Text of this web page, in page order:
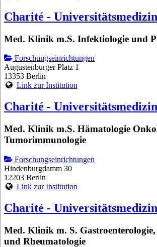
Charité -
Med. Klinik m.S. Infektiologie und
Forschungseinrichtungen
Augustenburger Platz 1
13353 Berlin
Link zur Institution
Charité -
Med. Klinik m.S. Hämatologie
Tumorimmunologie
Forschungseinrichtungen
Hindenburgdamm 30
12203 Berlin
Link zur Institution
Charité -
Med. Klinik m. S.
und Rheumatologie